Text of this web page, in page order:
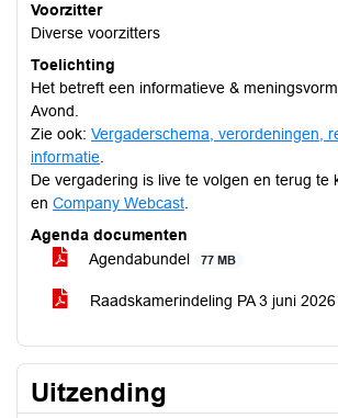
Voorzitter
Diverse voorzitters
Toelichting
Het betreft een informatieve &
Avond.
Zie ook: Vergaderschema, verordeningen,
informatie
De vergadering is live te volgen en terug te
en Company Webcast
Agenda documenten
Agendabundel
77 MB
Raadskamerindeling PA 3 juni 2026
Uitzending